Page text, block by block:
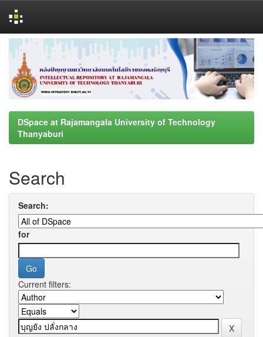
navigation
DSpace at Rajamangala University of Technology
Thanyaburi
Search
Search:
for
Current filters: